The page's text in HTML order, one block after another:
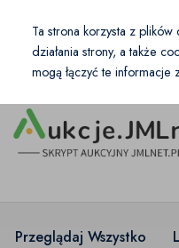
PL PLN
Przeglądaj Wszystko
Ta strona korzysta z
działania strony, a także
mogą łączyć te informacje